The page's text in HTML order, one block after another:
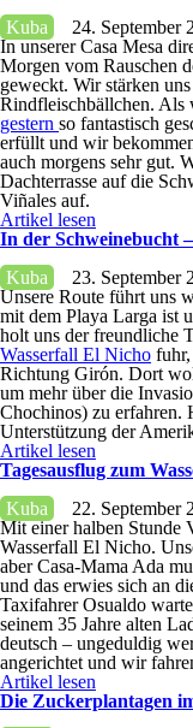
Kuba
24. September
In unserer Casa Mesa
Morgen vom Rauschen
geweckt. Wir stärken
Rindfleischbällchen. Als
gestern so fantastisch
erfüllt und wir
auch morgens sehr gut.
Dachterrasse auf die
Viñales auf.
Artikel lesen
In der Schweinebucht
Kuba
23. September
Unsere Route führt uns
mit dem Playa Larga ist
holt uns der freundliche
Wasserfall El Nicho
Richtung Girón. Dort
um mehr über die
Chochinos) zu erfahren.
Unterstützung der
Artikel lesen
Tagesausflug zum
Kuba
22. September
Mit einer halben Stunde
Wasserfall El Nicho.
aber Casa-Mama Ada
und das erwies sich an
Taxifahrer Osualdo
seinem 35 Jahre alten
deutsch – ungeduldig
angerichtet und wir
Artikel lesen
Die Zuckerplantagen